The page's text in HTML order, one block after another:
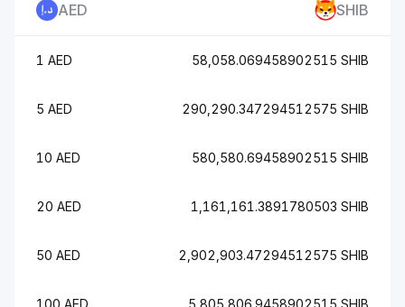
AED SHIB
1 AED 58,058.069458902515 SHIB
5 AED 290,290.347294512575 SHIB
10 AED 580,580.69458902515 SHIB
20 AED 1,161,161.3891780503 SHIB
50 AED 2,902,903.47294512575 SHIB
100 AED 5,805,806.9458902515 SHIB